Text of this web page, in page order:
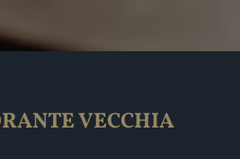
VECCHIA